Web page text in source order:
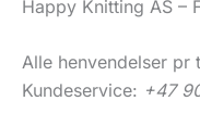
Happy Knitting AS –
Alle henvendelser pr
Kundeservice: +47